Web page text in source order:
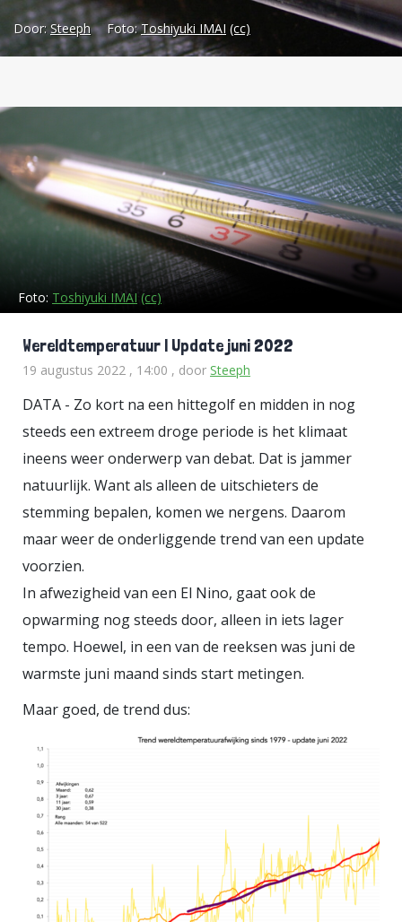
houden van hun data. Afijn, hier de
allerlaatste
Door: Steeph Foto:Toshiyuki IMAI (cc)
Foto: Toshiyuki IMAI (cc)
Wereldtemperatuur | Update juni 2022
19 augustus 2022 , 14:00 , door Steeph
DATA - Zo kort na een hittegolf en midden in nog
steeds een extreem droge periode is het klimaat
ineens weer onderwerp van debat. Dat is jammer
natuurlijk. Want als alleen de uitschieters de
stemming bepalen, komen we nergens. Daarom
maar weer de onderliggende trend van een update
voorzien.
In afwezigheid van een El Nino, gaat ook de
opwarming nog steeds door, alleen in iets lager
tempo. Hoewel, in een van de reeksen was juni de
warmste juni maand sinds start metingen.
Maar goed, de trend dus: